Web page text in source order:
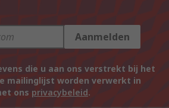
Aanmelden
die u aan ons verstrekt bij het
mailinglijst worden verwerkt in
ons privacybeleid.